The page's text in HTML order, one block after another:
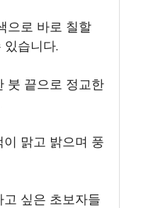
으로 바로 칠할
있습니다.
붓 끝으로 정교한
맑고 밝으며 풍
싶은 초보자들